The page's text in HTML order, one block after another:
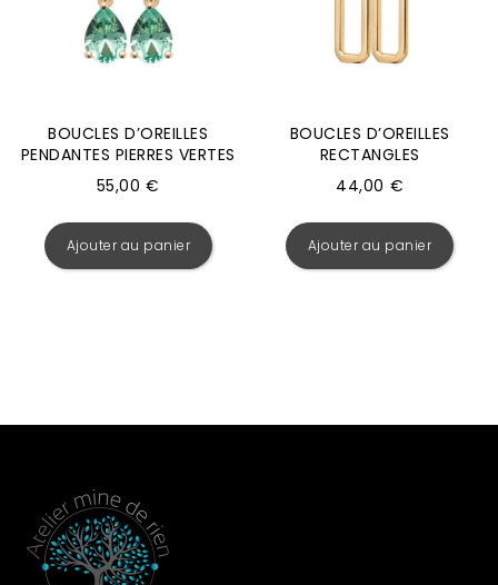
BOUCLES D’OREILLES
PENDANTES PIERRES VERTES
55,00 €
Ajouter au panier
BOUCLES D’OREILLES
RECTANGLES
44,00 €
Ajouter au panier